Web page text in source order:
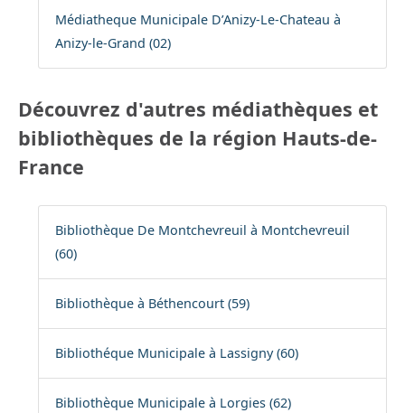
Médiatheque Municipale D’Anizy-Le-Chateau à
Anizy-le-Grand (02)
Découvrez d'autres médiathèques et
bibliothèques de la région Hauts-de-
France
Bibliothèque De Montchevreuil à Montchevreuil
(60)
Bibliothèque à Béthencourt (59)
Bibliothéque Municipale à Lassigny (60)
Bibliothèque Municipale à Lorgies (62)